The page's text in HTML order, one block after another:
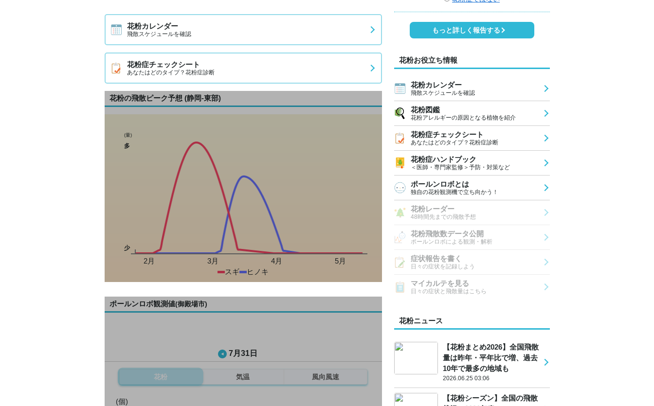
花粉カレンダー
飛散スケジュールを確認
花粉症チェックシート
あなたはどのタイプ？花粉症診断
花粉の飛散ピーク予想 (静岡-東部)
(量)
多
少
2月 3月 4月
5月
スギ
ヒノキ
ポールンロボ観測値(御殿場市)
7月31日
花粉 気温 風向風速
(個)
もっと詳しく報告する
花粉お役立ち情報
花粉カレンダー
飛散スケジュールを確認
花粉図鑑
花粉アレルギーの原因となる植物を紹介
花粉症チェックシート
あなたはどのタイプ？花粉症診断
花粉症ハンドブック
＜医師・専門家監修＞予防・対策など
ポールンロボとは
独自の花粉観測機で立ち向かう！
花粉レーダー
48時間先までの飛散予想
花粉飛散数データ公開
ポールンロボによる観測・解析
症状報告を書く
日々の症状を記録しよう
マイカルテを見る
日々の症状と飛散量はこちら
花粉ニュース
【花粉まとめ2026】全国飛散
量は昨年・平年比で増、過去
10年で最多の地域も
2026.06.25 03:06
【花粉シーズン】全国の飛散